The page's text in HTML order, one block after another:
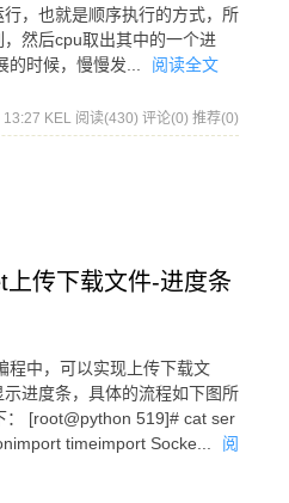
，也就是顺序执行的方式，所
然后cpu取出其中的一个进
的时候，慢慢发...
阅读全文
KEL 阅读(430) 评论(0) 推荐(0)
传下载文件-进度条
程中，可以实现上传下载文
进度条，具体的流程如下图所
： [root@python 519]# cat ser
timeimport Socke...
阅